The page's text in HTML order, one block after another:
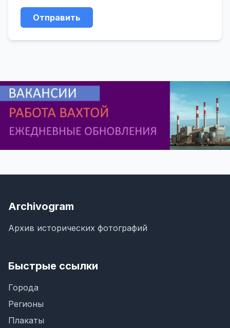
Отправить
Archivogram
Архив исторических фотографий
Быстрые ссылки
Города
Регионы
Плакаты